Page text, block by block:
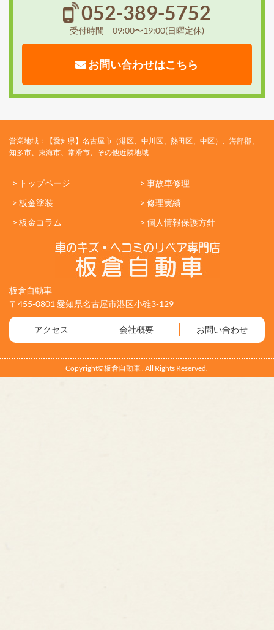
052-389-5752
受付時間 09:00〜19:00(日曜定休)
お問い合わせはこちら
営業地域：【愛知県】名古屋市（港区、中川区、熱田区、中区）、海部郡、
知多市、東海市、常滑市、その他近隣地域
> トップページ
> 事故車修理
> 板金塗装
> 修理実績
> 板金コラム
> 個人情報保護方針
板倉自動車
〒455-0801 愛知県名古屋市港区小碓3-129
アクセス 会社概要 お問い合わせ
Copyright©板倉自動車 . All Rights Reserved.